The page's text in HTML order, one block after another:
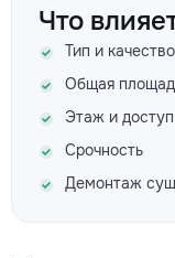
Что
Тип и
Общая
Этаж и доступ
Срочность
Демонтаж